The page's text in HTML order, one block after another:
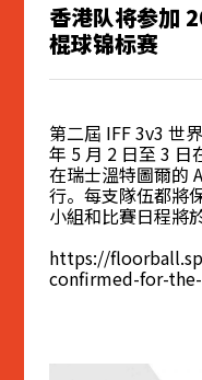
香港队将参加
棍球锦标赛
第二屆 IFF 3v3 世
年 5 月 2 日至 3 日
在瑞士溫特圖爾的
行。每支隊伍都將
小組和比賽日程將
https://
confirmed-for-